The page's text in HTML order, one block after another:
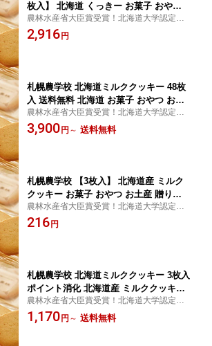
枚入】 北海道 くっきー お菓子 おやつ
お土産 贈り物 手土産 プレゼント お茶
請け バレンタイン ホワイトデー クリス
農林水産省大臣賞受賞！北海道大学認定の
ミルククッキー。お土産・プレゼント・内
祝い・おやつ・お茶請け用などにも最適。
2,916 円
札幌農学校 北海道ミルククッキー 48枚
入 送料無料 北海道 お菓子 おやつ お土
産 贈り物 手土産 プレゼント お茶請け
バレンタイン 母の日 父の日 お中元 お
農林水産省大臣賞受賞！北海道大学認定の
ミルククッキー。お土産・プレゼント・内
祝い・おやつ・お茶請け用などにも最適。
3,900 円 ～ 送料無料
札幌農学校 【3枚入】 北海道産 ミルク
クッキー お菓子 おやつ お土産 贈り物
手土産 プレゼント お茶請け バレンタイ
ン ホワイトデー 御祝い 内祝い
農林水産省大臣賞受賞！北海道大学認定の
ミルククッキー。お土産・プレゼント・内
祝い・おやつ・お茶請け用などにも最適。
216 円
札幌農学校 北海道ミルククッキー 3枚入
ポイント消化 北海道産 ミルククッキー
お菓子 おやつ お土産 贈り物 手土産 プ
レゼント お茶請け バレンタイン
農林水産省大臣賞受賞！北海道大学認定の
ミルククッキー。お土産・プレゼント・内
祝い・おやつ・お茶請け用などにも最適。
1,170 円 ～ 送料無料